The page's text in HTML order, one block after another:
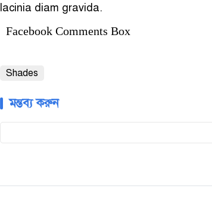
lacinia diam gravida.
Facebook Comments Box
Shades
মন্তব্য করুন